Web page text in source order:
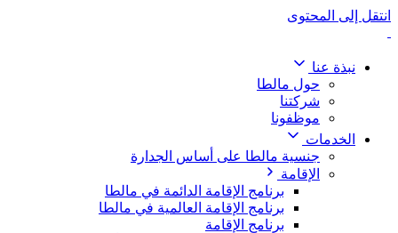
انتقل إلى المحتوى
نبذة عنا
حول مالطا
شركتنا
موظفونا
الخدمات
جنسية مالطا على أساس الجدارة
الإقامة
برنامج الإقامة الدائمة في مالطا
برنامج الإقامة العالمية في مالطا
برنامج الإقامة